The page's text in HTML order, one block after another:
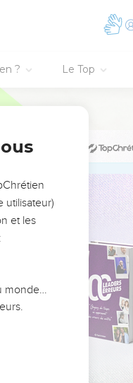
? Le Top
6
8
11
12
13
14
Software - sblgnt.com
utilisateur)
et les
monde…